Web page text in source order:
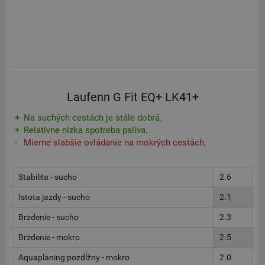
Laufenn G Fit EQ+ LK41+
Na suchých cestách je stále dobrá.
Relatívne nízka spotreba paliva.
Mierne slabšie ovládanie na mokrých cestách.
Stabilita - sucho 2.6
Istota jazdy - sucho 2.1
Brzdenie - sucho 2.3
Brzdenie - mokro 2.5
Aquaplaning pozdĺžny - mokro 2.0